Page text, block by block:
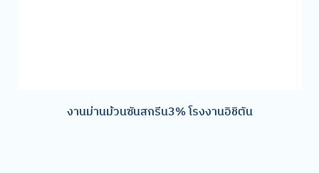
งานม่านม้วนซันสกรีน3% โรงงานอิชิตัน